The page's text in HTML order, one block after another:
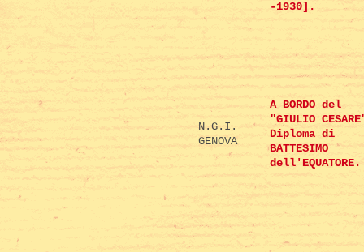
-1930].
N.G.I.
GENOVA
A BORDO del
"GIULIO
Diploma di
BATTESIMO
dell'EQUATORE.